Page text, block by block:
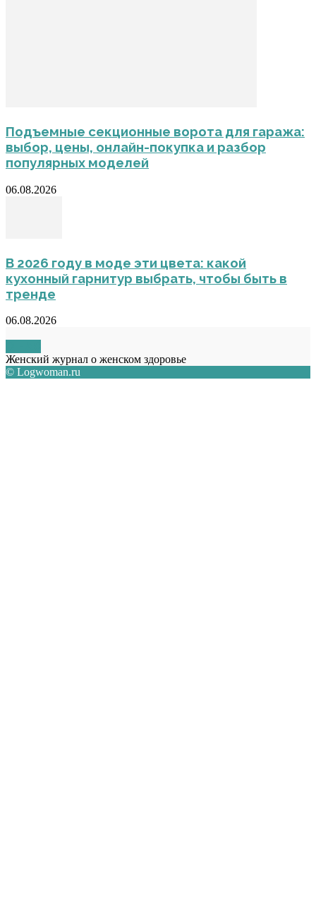
Подъемные секционные ворота для гаража:
выбор, цены, онлайн-покупка и разбор
популярных моделей
06.08.2026
В 2026 году в моде эти цвета: какой
кухонный гарнитур выбрать, чтобы быть в
тренде
06.08.2026
Женский журнал о женском здоровье
© Logwoman.ru